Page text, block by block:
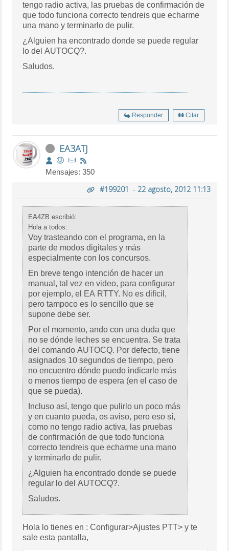
tengo radio activa, las pruebas de confirmación de
que todo funciona correcto tendreis que echarme
una mano y terminarlo de pulir.
¿Alguien ha encontrado donde se puede regular
lo del AUTOCQ?.
Saludos.
Responder Citar
EA3ATJ
Mensajes: 350
#199201 - 22 agosto, 2012 11:13
EA4ZB escribió:
Hola a todos:
Voy trasteando con el programa, en la
parte de modos digitales y más
especialmente con los concursos.
En breve tengo intención de hacer un
manual, tal vez en video, para configurar
por ejemplo, el EA RTTY. No es dificil,
pero tampoco es lo sencillo que se
supone debe ser.
Por el momento, ando con una duda que
no se dónde leches se encuentra. Se trata
del comando AUTOCQ. Por defecto, tiene
asignados 10 segundos de tiempo, pero
no encuentro dónde puedo indicarle más
o menos tiempo de espera (en el caso de
que se pueda).
Incluso así, tengo que pulirlo un poco más
y en cuanto pueda, os aviso, pero eso sí,
como no tengo radio activa, las pruebas
de confirmación de que todo funciona
correcto tendreis que echarme una mano
y terminarlo de pulir.
¿Alguien ha encontrado donde se puede
regular lo del AUTOCQ?.
Saludos.
Hola lo tienes en : Configurar>Ajustes PTT> y te
sale esta pantalla,